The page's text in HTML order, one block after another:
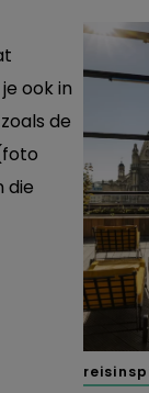
ook in
de
die